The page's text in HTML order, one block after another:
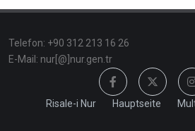
Telefon: +90 312 213 16 26
E-Mail: nur[@]nur.gen.tr
Risale-i Nur Hauptseite